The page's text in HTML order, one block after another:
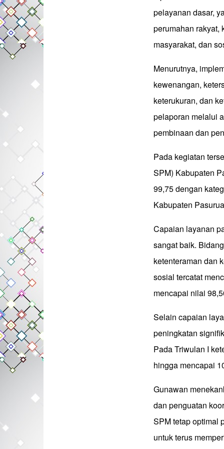
pelayanan dasar,
perumahan rakyat,
masyarakat, dan
Menurutnya,
kewenangan,
keterukuran, dan
pelaporan melalui
pembinaan dan
Pada kegiatan
SPM) Kabupaten
99,75 dengan
Kabupaten
Capaian layanan
sangat baik.
ketenteraman dan
sosial tercatat
mencapai nilai
Selain capaian
peningkatan
Pada Triwulan I
hingga mencapai
Gunawan
dan penguatan
SPM tetap optimal
untuk terus